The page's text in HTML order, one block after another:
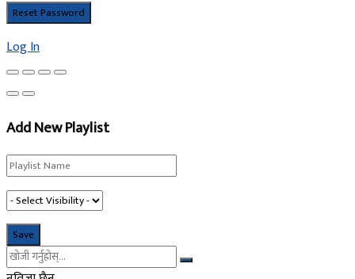
Log In
Add New Playlist